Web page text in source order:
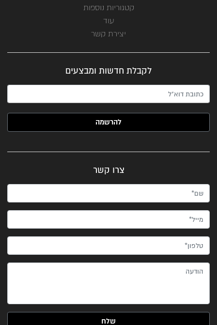
קטגוריות נוספות
עוד
יצירת קשר
לקבלת חדשות ומבצעים
האימייל שלך (חובה)
צרו קשר